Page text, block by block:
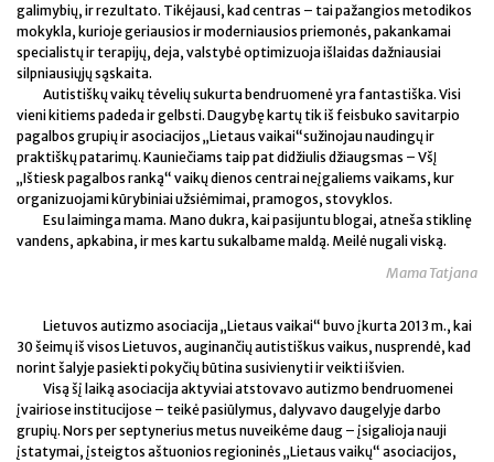
galimybių, ir rezultato. Tikėjausi, kad centras – tai pažangios metodikos
mokykla, kurioje geriausios ir moderniausios priemonės, pakankamai
specialistų ir terapijų, deja, valstybė optimizuoja išlaidas dažniausiai
silpniausiųjų sąskaita.
Autistiškų vaikų tėvelių sukurta bendruomenė yra fantastiška. Visi
vieni kitiems padeda ir gelbsti. Daugybę kartų tik iš feisbuko savitarpio
pagalbos grupių ir asociacijos „Lietaus vaikai“sužinojau naudingų ir
praktiškų patarimų. Kauniečiams taip pat didžiulis džiaugsmas – VšĮ
„Ištiesk pagalbos ranką“ vaikų dienos centrai neįgaliems vaikams, kur
organizuojami kūrybiniai užsiėmimai, pramogos, stovyklos.
Esu laiminga mama. Mano dukra, kai pasijuntu blogai, atneša stiklinę
vandens, apkabina, ir mes kartu sukalbame maldą. Meilė nugali viską.
Mama Tatjana
Lietuvos autizmo asociacija „Lietaus vaikai“ buvo įkurta 2013 m., kai
30 šeimų iš visos Lietuvos, auginančių autistiškus vaikus, nusprendė, kad
norint šalyje pasiekti pokyčių būtina susivienyti ir veikti išvien.
Visą šį laiką asociacija aktyviai atstovavo autizmo bendruomenei
įvairiose institucijose – teikė pasiūlymus, dalyvavo daugelyje darbo
grupių. Nors per septynerius metus nuveikėme daug – įsigalioja nauji
įstatymai, įsteigtos aštuonios regioninės „Lietaus vaikų“ asociacijos,